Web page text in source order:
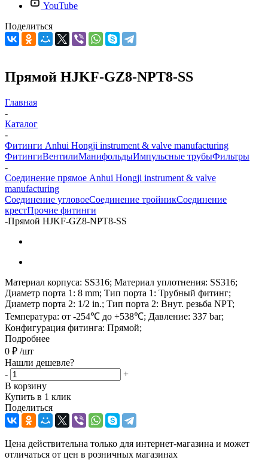
YouTube
Поделиться
Прямой HJKF-GZ8-NPT8-SS
Главная
-
Каталог
-
Фитинги Anhui Hongji instrument & valve manufacturing
ФитингиВентилиМанифольдыИмпульсные трубыФильтры
-
Соединение прямое Anhui Hongji instrument & valve
manufacturing
Соединение угловоеСоединение тройникСоединение
крестПрочие фитинги
-Прямой HJKF-GZ8-NPT8-SS
Материал корпуса: SS316; Материал уплотнения: SS316;
Диаметр порта 1: 8 mm; Тип порта 1: Трубный фитинг;
Диаметр порта 2: 1/2 in.; Тип порта 2: Внут. резьба NPT;
Температура: от -254℃ до +538℃; Давление: 337 bar;
Конфигурация фитинга: Прямой;
Подробнее
0 ₽ /шт
Нашли дешевле?
-
+
В корзину
Купить в 1 клик
Поделиться
Цена действительна только для интернет-магазина и может
отличаться от цен в розничных магазинах